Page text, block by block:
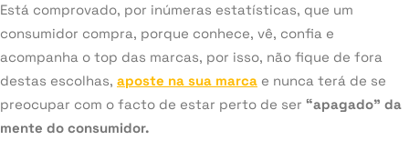
Está comprovado, por inúmeras estatísticas, que um
consumidor compra, porque conhece, vê, confia e
acompanha o top das marcas, por isso, não fique de fora
destas escolhas, aposte na sua marca e nunca terá de se
preocupar com o facto de estar perto de ser “apagado” da
mente do consumidor.